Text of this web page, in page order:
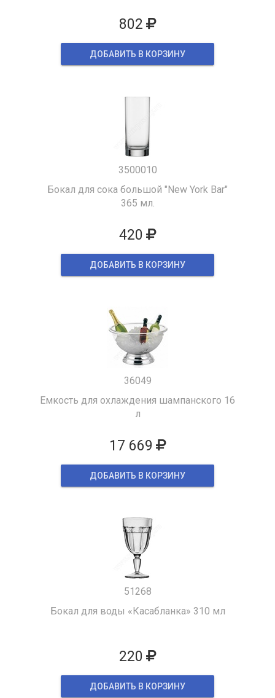
802
ДОБАВИТЬ В КОРЗИНУ
3500010
Бокал для сока большой "New York Bar"
365 мл.
420
ДОБАВИТЬ В КОРЗИНУ
36049
Емкость для охлаждения шампанского 16
л
17 669
ДОБАВИТЬ В КОРЗИНУ
51268
Бокал для воды «Касабланка» 310 мл
220
ДОБАВИТЬ В КОРЗИНУ